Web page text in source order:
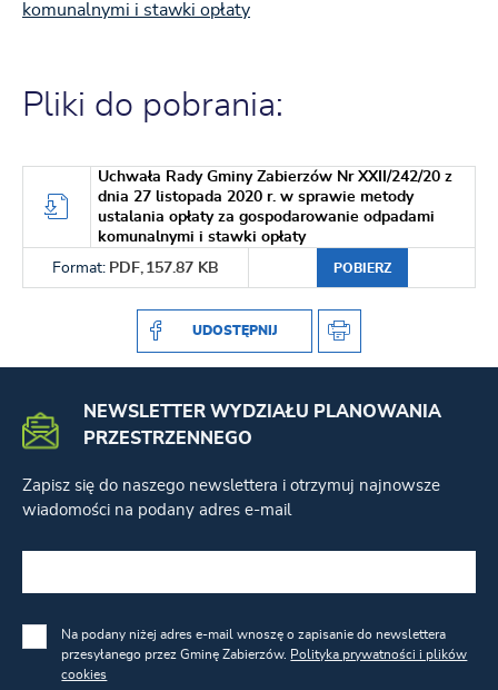
komunalnymi i stawki opłaty
Pliki do pobrania:
Uchwała Rady Gminy Zabierzów Nr XXII/242/20 z
dnia 27 listopada 2020 r. w sprawie metody
ustalania opłaty za gospodarowanie odpadami
komunalnymi i stawki opłaty
Format: PDF, 157.87 KB POBIERZ
UDOSTĘPNIJ
NEWSLETTER WYDZIAŁU PLANOWANIA
PRZESTRZENNEGO
Zapisz się do naszego newslettera i otrzymuj najnowsze
wiadomości na podany adres e-mail
Na podany niżej adres e-mail wnoszę o zapisanie do newslettera
przesyłanego przez Gminę Zabierzów. Polityka prywatności i plików
cookies